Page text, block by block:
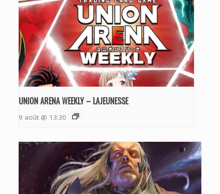
UNION ARENA WEEKLY – LAJEUNESSE
9 août @ 13:30